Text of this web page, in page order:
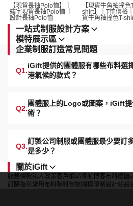
【現貨長袖Polo恤】｜
繡字現貨長袖Polo恤 ｜
設計長袖Polo恤
【現貨牛角袖撞色
shirt】｜T恤價格
貨牛角袖撞色T-
一站式制服設計方案
模特展示區
企業制服訂造常見問題
Q1.
iGift提供的團體服有哪些布料選
港氣候的款式？
Q2.
團體服上的Logo或圖案，iGift
術？
Q3.
訂製公司制服或團體服最少要訂
是多少？
關於iGift
服務條款私人政策客戶 網站導航博客布料總匯
訂購指引 常用布料輔料包裝 圖樣印制 設計站設